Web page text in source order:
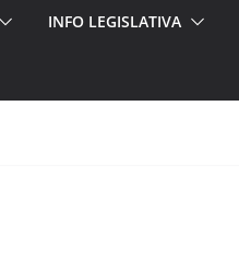
INFO LEGISLATIVA